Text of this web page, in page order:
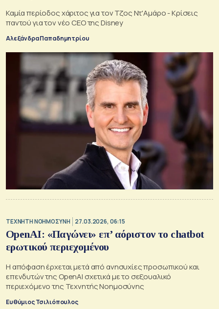
Καμία περίοδος χάριτος για τον Τζος Ντ'Αμάρο - Κρίσεις
παντού για τον νέο CEO της Disney
Αλεξάνδρα Παπαδημητρίου
TΕΧΝΗΤΗ ΝΟΗΜΟΣΥΝΗ 27.03.2026, 06:15
OpenAI: «Παγώνει» επ’ αόριστον το chatbot
ερωτικού περιεχομένου
Η απόφαση έρχεται μετά από ανησυχίες προσωπικού και
επενδυτών της OpenAI σχετικά με το σεξουαλικό
περιεχόμενο της Τεχνητής Νοημοσύνης
Ευθύμιος Τσιλιόπουλος